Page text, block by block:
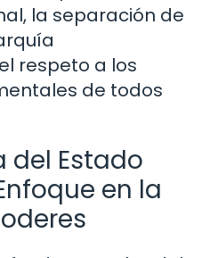
la separación de
respeto a los
de todos
del Estado
en la